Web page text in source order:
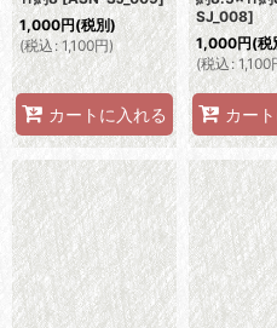
1,000円(税別)
(税込 : 1,100円)
カートに入れる
SJ_008]
1,000円(税
(税込: 1,100
カー